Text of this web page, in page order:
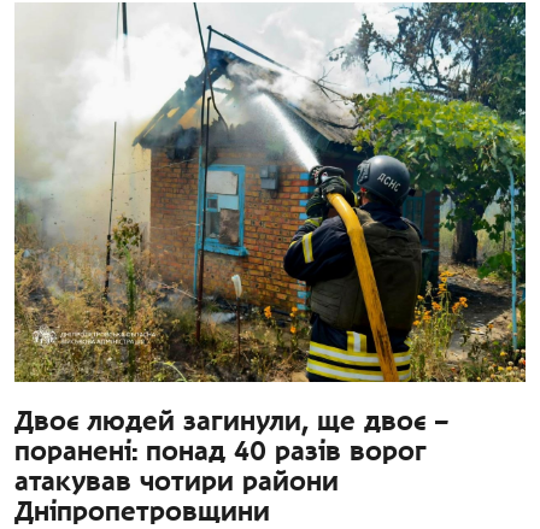
Двоє людей загинули, ще двоє –
поранені: понад 40 разів ворог
атакував чотири райони
Дніпропетровщини